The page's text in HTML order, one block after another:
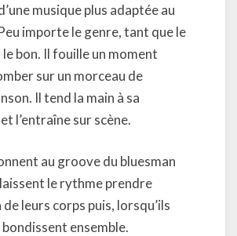
musique plus adaptée au
importe le genre, tant que le
bon. Il fouille un moment
sur un morceau de
Il tend la main à sa
l’entraîne sur scène.
au groove du bluesman
le rythme prendre
leurs corps puis, lorsqu’ils
ensemble.